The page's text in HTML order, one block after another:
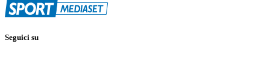
Seguici su